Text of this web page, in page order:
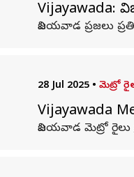
విజయవాడ ప్రజలు
28 Jul 2025 • మెట్రో
Vijayawada
విజయవాడ మెట్రో రైలు